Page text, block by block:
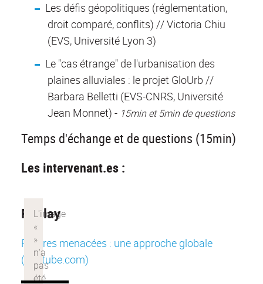
Les défis géopolitiques (réglementation,
droit comparé, conflits) // Victoria Chiu
(EVS, Université Lyon 3)
Le "cas étrange" de l'urbanisation des
plaines alluviales : le projet GloUrb //
Barbara Belletti (EVS-CNRS, Université
Jean Monnet) - 15min et 5min de questions
Temps d'échange et de questions (15min)
Les intervenant.es :
Replay
Rivières menacées : une approche globale
(youtube.com)